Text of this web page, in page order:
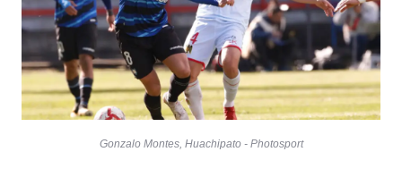
Gonzalo Montes, Huachipato - Photosport